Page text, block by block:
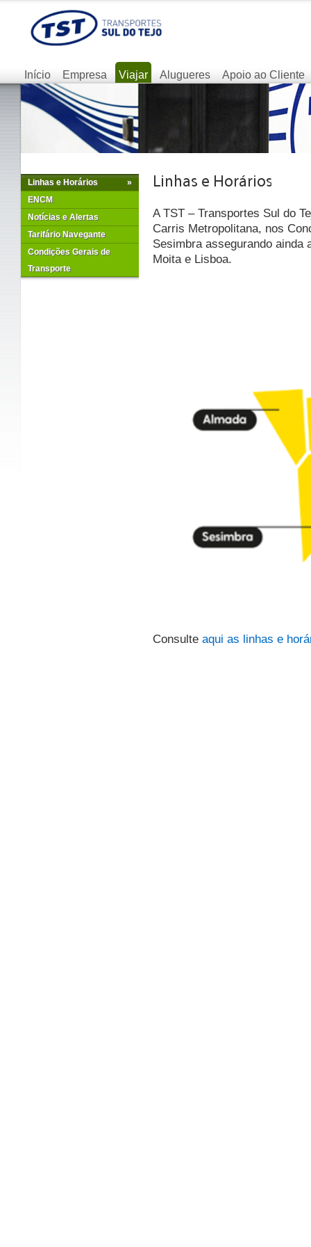
Início Empresa Viajar Alugueres Apoio ao Cliente
»
Linhas e Horários
ENCM
Notícias e Alertas
Tarifário Navegante
Condições Gerais de
Transporte
A TST – Transportes Sul do
Carris Metropolitana, nos
Sesimbra assegurando ainda
Moita e Lisboa.
Consulte aqui as linhas e